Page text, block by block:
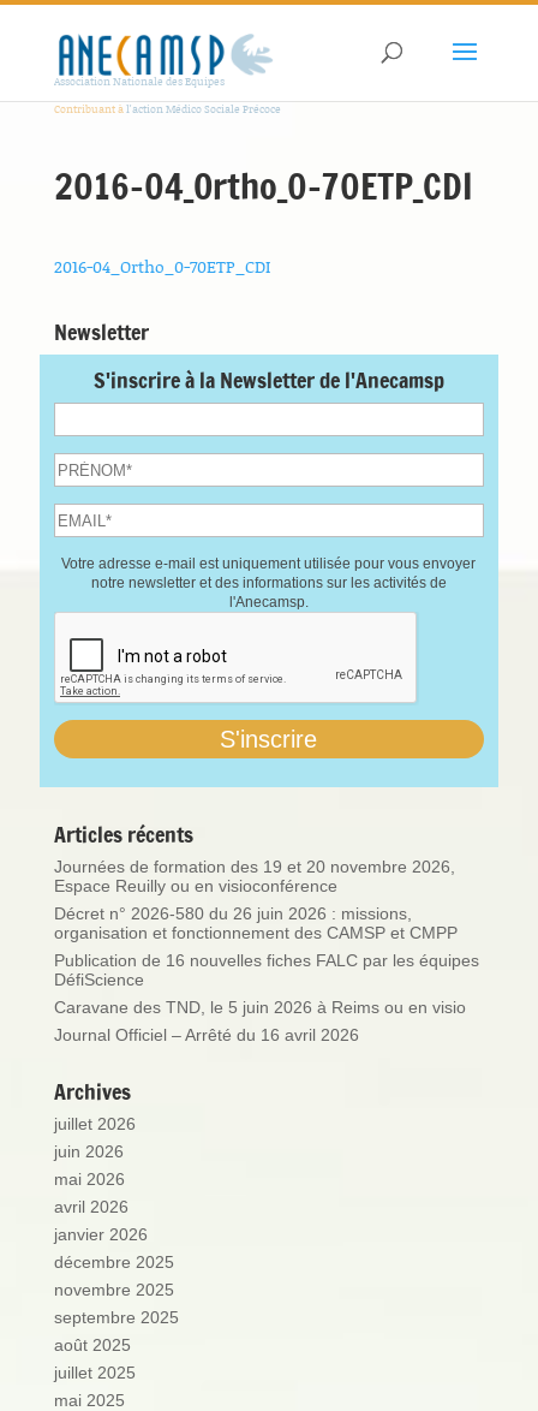
Association Nationale des Equipes
Contribuant àl'action Médico Sociale Précoce
2016-04_Ortho_0-70ETP_CDI
2016-04_Ortho_0-70ETP_CDI
Newsletter
S'inscrire à la Newsletter de l'Anecamsp
Votre adresse e-mail est uniquement utilisée pour vous envoyer
notre newsletter et des informations sur les activités de
l'Anecamsp.
Articles récents
Journées de formation des 19 et 20 novembre 2026,
Espace Reuilly ou en visioconférence
Décret n° 2026-580 du 26 juin 2026 : missions,
organisation et fonctionnement des CAMSP et CMPP
Publication de 16 nouvelles fiches FALC par les équipes
DéfiScience
Caravane des TND, le 5 juin 2026 à Reims ou en visio
Journal Officiel – Arrêté du 16 avril 2026
Archives
juillet 2026
juin 2026
mai 2026
avril 2026
janvier 2026
décembre 2025
novembre 2025
septembre 2025
août 2025
juillet 2025
mai 2025